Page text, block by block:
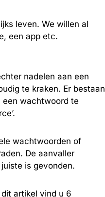
leven. We willen al
een app etc.
nadelen aan een
te kraken. Er bestaan
een wachtwoord te
wachtwoorden of
De aanvaller
is gevonden.
artikel vind u 6